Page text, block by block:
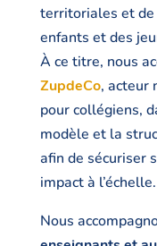
territoriales et de
enfants et des
À ce titre, nous
ZupdeCo, acteur
pour collégiens,
modèle et la
afin de sécuriser
impact à l’échelle.
Nous